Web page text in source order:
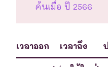
ค้นเมื่อ ปี 2566
เวลาออก เวลาถึง